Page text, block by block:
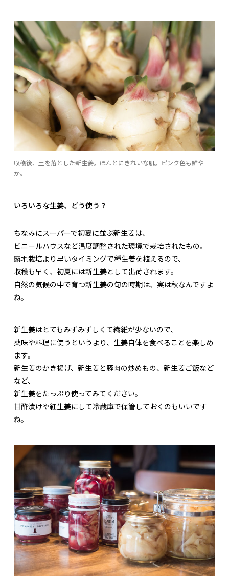
収穫後、土を落とした新生姜。ほんとにきれいな肌。ピンク色も鮮や
か。
いろいろな生姜、どう使う？
ちなみにスーパーで初夏に並ぶ新生姜は、
ビニールハウスなど温度調整された環境で栽培されたもの。
露地栽培より早いタイミングで種生姜を植えるので、
収穫も早く、初夏には新生姜として出荷されます。
自然の気候の中で育つ新生姜の旬の時期は、実は秋なんですよ
ね。
新生姜はとてもみずみずしくて繊維が少ないので、
薬味や料理に使うというより、生姜自体を食べることを楽しめ
ます。
新生姜のかき揚げ、新生姜と豚肉の炒めもの、新生姜ご飯など
など、
新生姜をたっぷり使ってみてください。
甘酢漬けや紅生姜にして冷蔵庫で保管しておくのもいいです
ね。